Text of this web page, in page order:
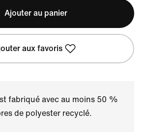
Ajouter au panier
aux favoris
fabriqué avec au moins 50 %
de polyester recyclé.